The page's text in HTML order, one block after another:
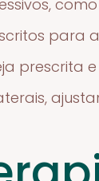
para
prescrita